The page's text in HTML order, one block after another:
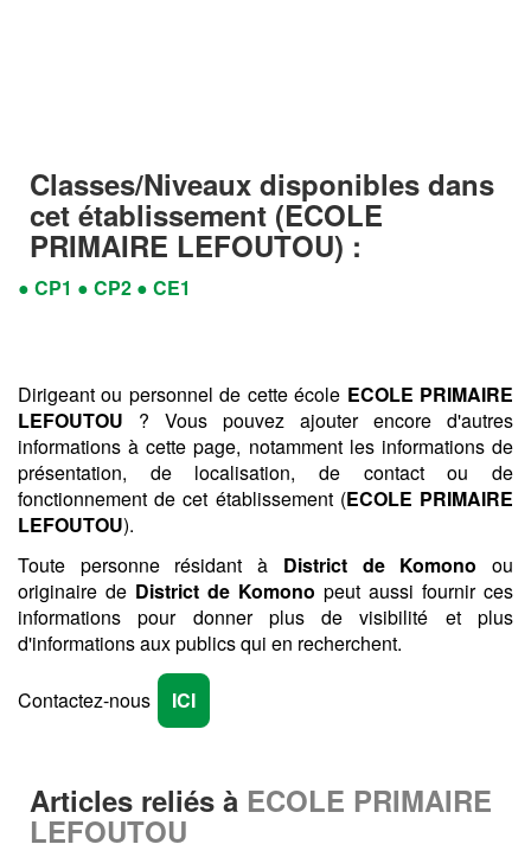
Classes/Niveaux disponibles dans
cet établissement (ECOLE
PRIMAIRE LEFOUTOU) :
● CP1 ● CP2 ● CE1
Dirigeant ou personnel de cette école ECOLE PRIMAIRE
LEFOUTOU ? Vous pouvez ajouter encore d'autres
informations à cette page, notamment les informations de
présentation, de localisation, de contact ou de
fonctionnement de cet établissement (ECOLE PRIMAIRE
LEFOUTOU).
Toute personne résidant à District de Komonoou
originaire de District de Komono peut aussi fournir ces
informations pour donner plus de visibilité et plus
d'informations aux publics qui en recherchent.
Contactez-nous ICI
Articles reliés à ECOLE PRIMAIRE
LEFOUTOU